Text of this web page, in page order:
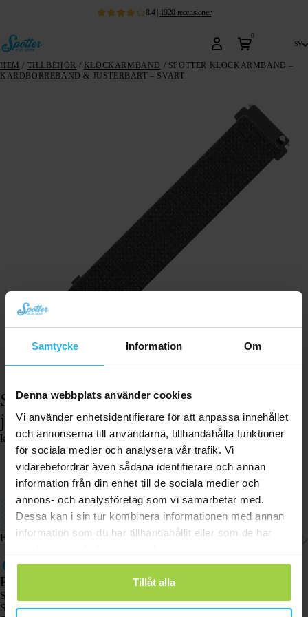
Samtycke Information Om
Denna webbplats använder cookies
Vi använder enhetsidentifierare för att anpassa innehållet
och annonserna till användarna, tillhandahålla funktioner
för sociala medier och analysera vår trafik. Vi
vidarebefordrar även sådana identifierare och annan
information från din enhet till de sociala medier och
annons- och analysföretag som vi samarbetar med.
Dessa kan i sin tur kombinera informationen med annan
information som du har tillhandahållit eller som de har
samlat in när du har använt deras tjänster.
Tillåt alla
8.4| 1920 recensioner
0
sv
HEM / TILLBEHÖR / KLOCKARMBAND / SPOTTER KLOCKARMBAND –
KARDBORREBAND & JUSTERBART – SVART
Spotter klockarmband – Kardborreband &
justerbart – Svart
kr 157,80
I lager
Lägg i varukorgen
Justerbart klockarmband med kardborre.
Kompatibelt med alla typer av Spotter-klockor.
Frakt och returer
Produkter
Spotter GPS-spårare X10
Spotter Senior GPS-klocka